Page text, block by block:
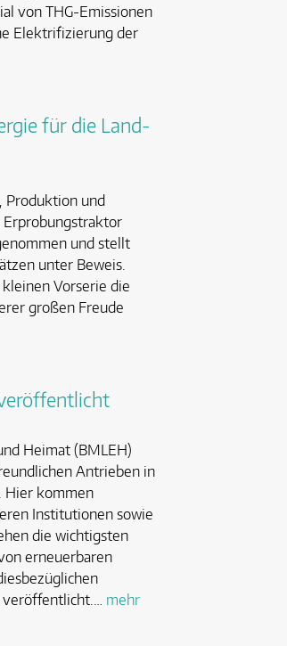
von THG-Emissionen
Elektrifizierung der
für die Land-
Produktion und
und stellt
unter Beweis.
Vorserie die
großen Freude
Heimat (BMLEH)
Antrieben in
Hier kommen
Institutionen sowie
die wichtigsten
erneuerbaren
veröffentlicht.… mehr